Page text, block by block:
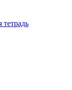
тетрадь